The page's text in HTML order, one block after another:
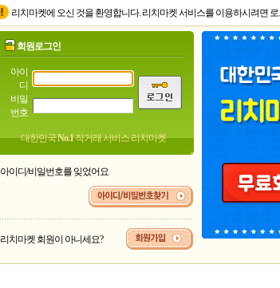
리치마켓에 오신 것을 환영합니다. 리치마켓 서비스를 이용하시려면
회원로그인
아이
디
비밀
번호
대한민국No.1직거래 서비스 리치마켓
아이디/비밀번호를 잊었어요
리치마켓 회원이 아니세요?